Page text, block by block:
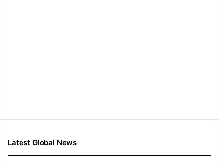
Latest Global News